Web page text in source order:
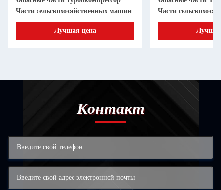
Части сельскохозяйственных машин
Лучшая цена
Части
Контакт